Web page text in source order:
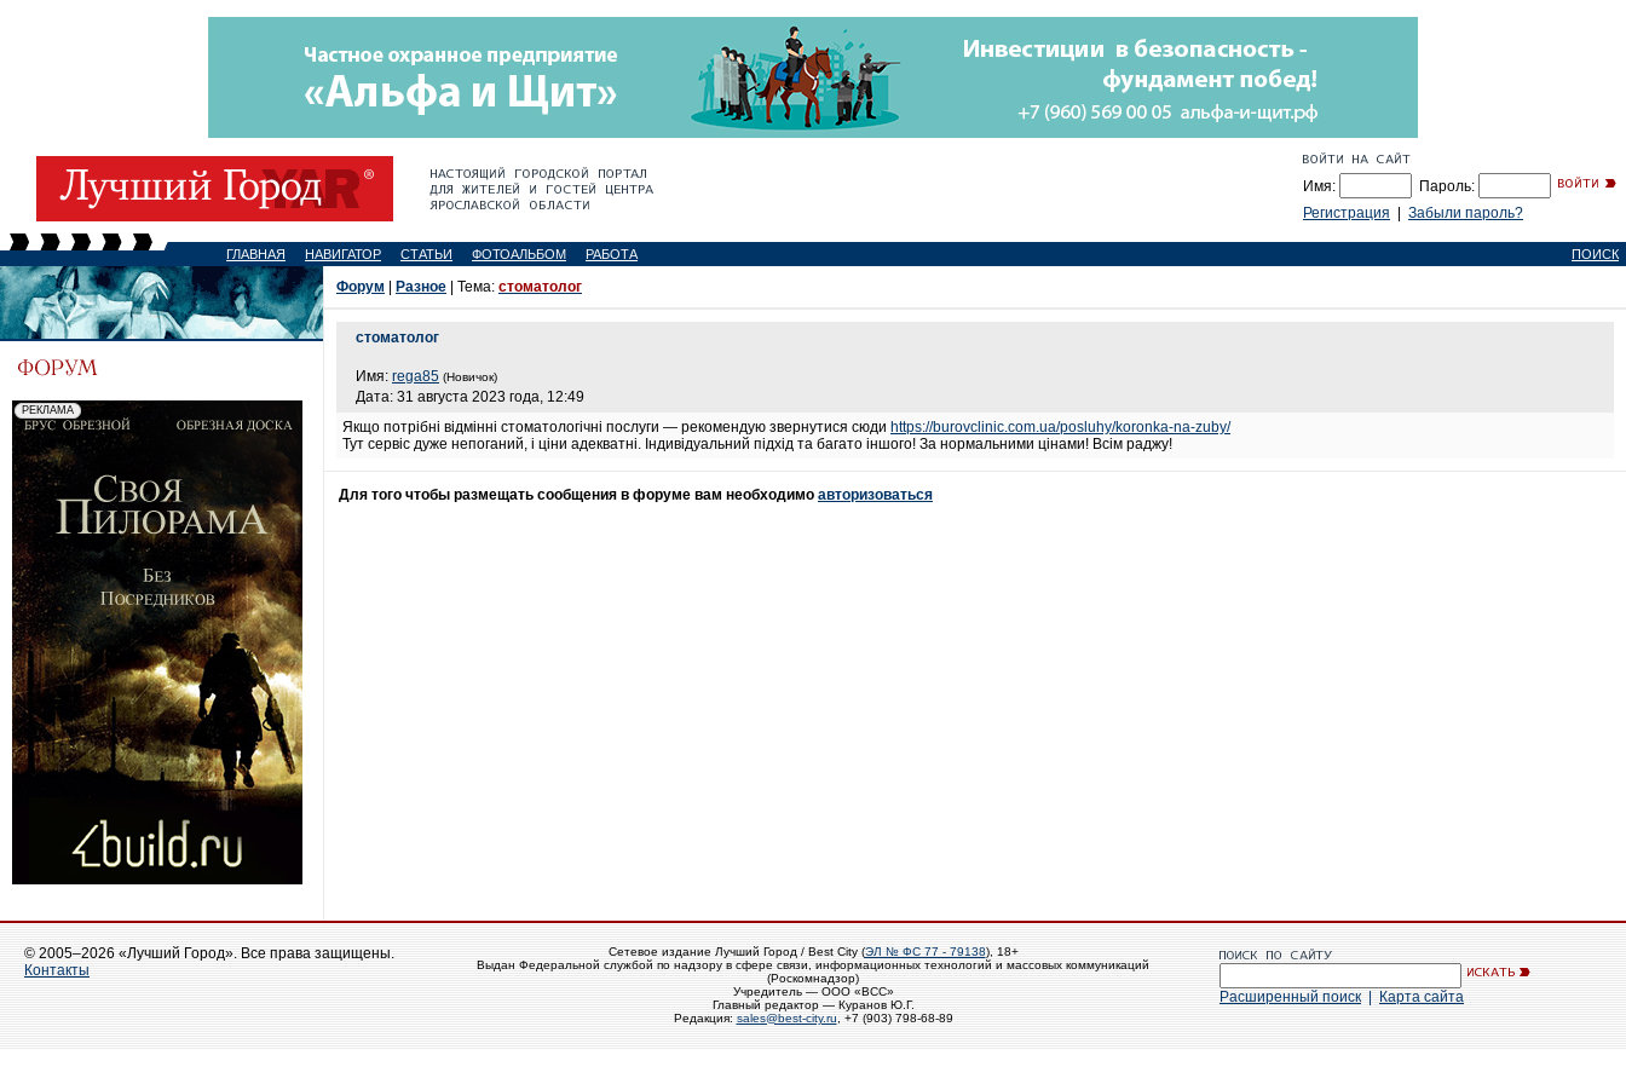
Имя:
Пароль:
Регистрация
Забыли пароль?
ГЛАВНАЯ НАВИГАТОР СТАТЬИ ФОТОАЛЬБОМ РАБОТА ПОИСК
Форум Разное | Тема: стоматолог
стоматолог
Имя: rega85 (Новичок)
Дата: 31 августа 2023 года, 12:49
Якщо потрібні відмінні стоматологічні послуги — рекомендую звернутися сюди https://burovclinic.com.ua/posluhy/koronka-na-zuby/
Тут сервіс дуже непоганий, і ціни адекватні. Індивідуальний підхід та багато іншого! За нормальними цінами! Всім раджу!
Для того чтобы размещать сообщения в форуме вам необходимо авторизоваться
© 2005–2026 «Лучший Город». Все права защищены.
Контакты
Сетевое издание Лучший Город / Best City (ЭЛ № ФС 77 - 79138), 18+
Выдан Федеральной службой по надзору в сфере связи, информационных технологий и массовых коммуникаций
(Роскомнадзор)
Учредитель — ООО «ВСС»
Главный редактор — Куранов Ю.Г.
Редакция: sales@best-city.ru , +7 (903) 798-68-89
Расширенный поиск Карта сайта